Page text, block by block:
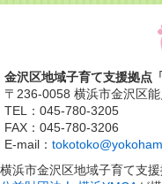
金沢区地域子育て支援拠点
〒236-0058 横浜市金沢区
TEL：045-780-3205
FAX：045-780-3206
E-mail：
横浜市金沢区地域子育て支援